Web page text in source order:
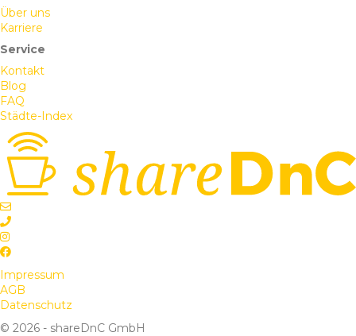
Über uns
Karriere
Service
Kontakt
Blog
FAQ
Städte-Index
Impressum
AGB
Datenschutz
© 2026 - shareDnC GmbH